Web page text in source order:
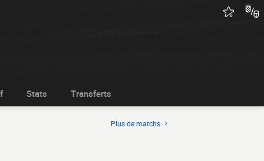
Stats Transferts
Plus de matchs